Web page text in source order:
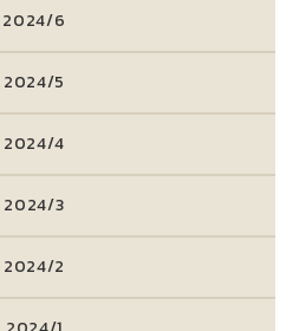
2024/6
2024/5
2024/4
2024/3
2024/2